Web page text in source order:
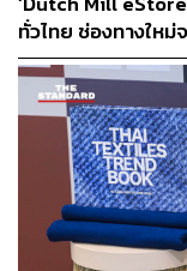
การเข้าร่วมงาน
เป็นการสื่อสารแนว
เฉพาะการบำรุงจา
จากภายในผ่านสา
สุขภาพผิวในระยะ
ผู้สนใจสามารถติด
จาก IN U
ทั่วไทย ช่องทางให
ประเทศ ส่งไว สั่งก่
เย็นตรงจากโรงงา